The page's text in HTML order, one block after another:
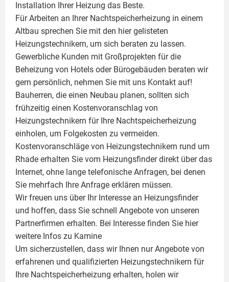
Installation Ihrer Heizung das Beste.
Für Arbeiten an Ihrer Nachtspeicherheizung in einem
Altbau sprechen Sie mit den hier gelisteten
Heizungstechnikern, um sich beraten zu lassen.
Gewerbliche Kunden mit Großprojekten für die
Beheizung von Hotels oder Bürogebäuden beraten wir
gern persönlich, nehmen Sie mit uns Kontakt auf!
Bauherren, die einen Neubau planen, sollten sich
frühzeitig einen Kostenvoranschlag von
Heizungstechnikern für Ihre Nachtspeicherheizung
einholen, um Folgekosten zu vermeiden.
Kostenvoranschläge von Heizungstechnikern rund um
Rhade erhalten Sie vom Heizungsfinder direkt über das
Internet, ohne lange telefonische Anfragen, bei denen
Sie mehrfach Ihre Anfrage erklären müssen.
Wir freuen uns über Ihr Interesse an Heizungsfinder
und hoffen, dass Sie schnell Angebote von unseren
Partnerfirmen erhalten. Bei Interesse finden Sie hier
weitere Infos zu Kamine
Um sicherzustellen, dass wir Ihnen nur Angebote von
erfahrenen und qualifizierten Heizungstechnikern für
Ihre Nachtspeicherheizung erhalten, holen wir